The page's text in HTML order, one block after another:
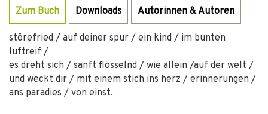
Zum Buch Downloads Autorinnen & Autoren
störefried / auf deiner spur / ein kind / im bunten
luftreif /
es dreht sich / sanft flösselnd / wie allein /auf der welt / ­
und weckt dir / mit einem stich ins herz / erinnerungen /
ans paradies / von einst.